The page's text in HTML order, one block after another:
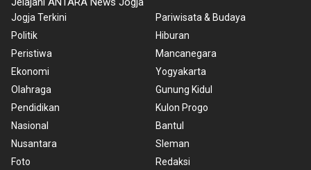
Jogja Terkini
Politik
Peristiwa
Ekonomi
Olahraga
Pendidikan
Nasional
Nusantara
Foto
Pariwisata & Budaya
Hiburan
Mancanegara
Yogyakarta
Gunung Kidul
Kulon Progo
Bantul
Sleman
Redaksi